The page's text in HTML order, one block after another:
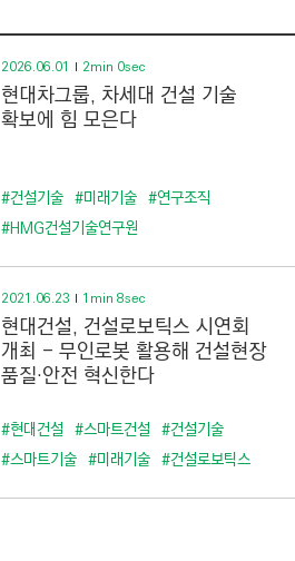
2026.06.01 2min 0sec
현대차그룹, 차세대 건설 기술
확보에 힘 모은다
#건설기술 #미래기술 #연구조직
#HMG건설기술연구원
2021.06.23 1min 8sec
현대건설, 건설로보틱스 시연회
개최 - 무인로봇 활용해 건설현장
품질·안전 혁신한다
#현대건설 #스마트건설 #건설기술
#스마트기술 #미래기술 #건설로보틱스